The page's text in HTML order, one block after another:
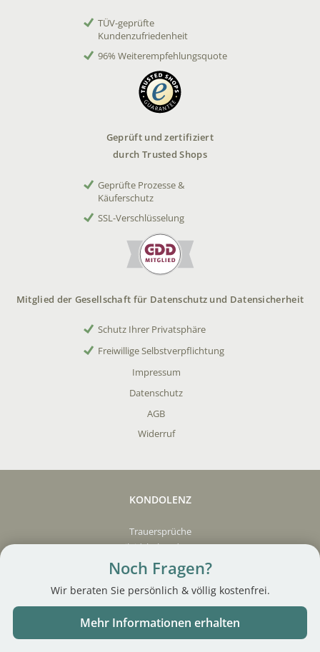
TÜV-geprüfte
Kundenzufriedenheit
96% Weiterempfehlungsquote
Geprüft und zertifiziert
durch Trusted Shops
Geprüfte Prozesse &
Käuferschutz
SSL-Verschlüsselung
Mitglied der Gesellschaft für Datenschutz und Datensicherheit
Schutz Ihrer Privatsphäre
Freiwillige Selbstverpflichtung
Impressum
Datenschutz
AGB
Widerruf
KONDOLENZ
Trauersprüche
Beileidsbekundungen
Trauerkarte schreiben
Kondolenzschreiben
KOSTENFREIE ANGEBOTE
Patientenverfügung
Noch Fragen?
Wir beraten Sie persönlich & völlig kostenfrei.
Mehr Informationen erhalten